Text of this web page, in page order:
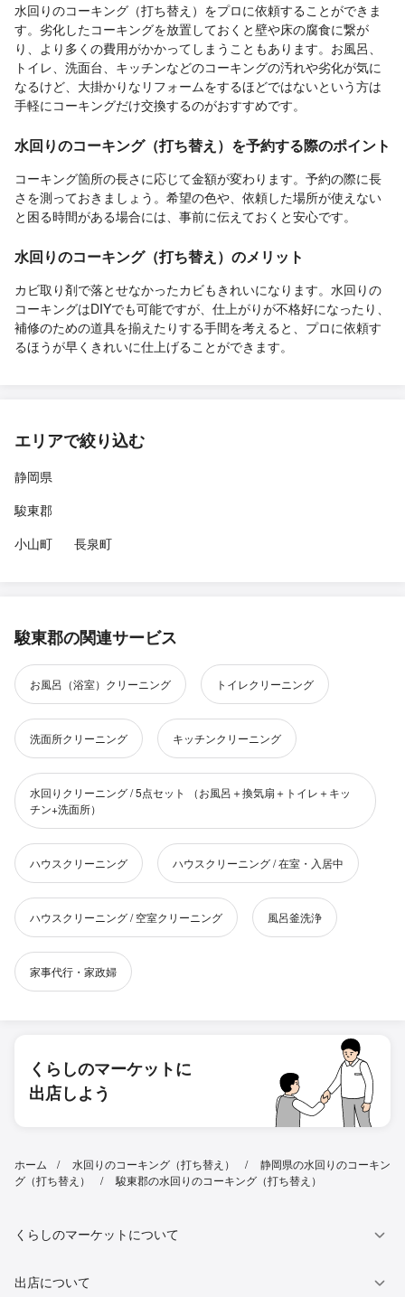
水回りのコーキング（打ち替え）をプロに依頼することができま
す。劣化したコーキングを放置しておくと壁や床の腐食に繋が
り、より多くの費用がかかってしまうこともあります。お風呂、
トイレ、洗面台、キッチンなどのコーキングの汚れや劣化が気に
なるけど、大掛かりなリフォームをするほどではないという方は
手軽にコーキングだけ交換するのがおすすめです。
水回りのコーキング（打ち替え）を予約する際のポイント
コーキング箇所の長さに応じて金額が変わります。予約の際に長
さを測っておきましょう。希望の色や、依頼した場所が使えない
と困る時間がある場合には、事前に伝えておくと安心です。
水回りのコーキング（打ち替え）のメリット
カビ取り剤で落とせなかったカビもきれいになります。水回りの
コーキングはDIYでも可能ですが、仕上がりが不格好になったり、
補修のための道具を揃えたりする手間を考えると、プロに依頼す
るほうが早くきれいに仕上げることができます。
エリアで絞り込む
静岡県
駿東郡
小山町
長泉町
駿東郡の関連サービス
お風呂（浴室）クリーニング トイレクリーニング
洗面所クリーニング キッチンクリーニング
水回りクリーニング / 5点セット （お風呂＋換気扇＋トイレ＋キッ
チン+洗面所）
ハウスクリーニング ハウスクリーニング / 在室・入居中
ハウスクリーニング / 空室クリーニング 風呂釜洗浄
家事代行・家政婦
くらしのマーケットに
出店しよう
ホーム 水回りのコーキング（打ち替え）
静岡県の水回りのコーキン
グ（打ち替え）
駿東郡の水回りのコーキング（打ち替え）
くらしのマーケットについて
出店について